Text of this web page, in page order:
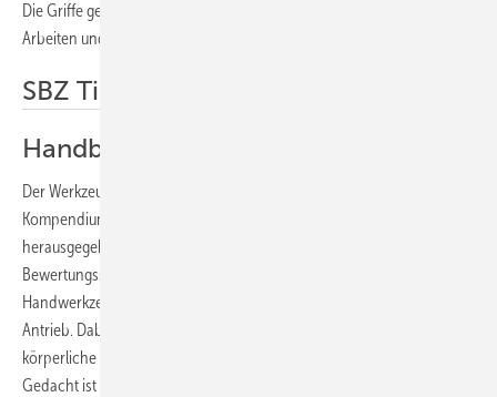
Die Griffe geben eine sensorische Rückmeldung, die ein genaues
Arbeiten und eine optimale Führung des Werkzeug ermöglicht.
SBZ Tipp
Handbuch zum Thema
Der Werkzeughersteller Atlas Copco hat das 180 Seiten umfassende
Kompendium über die Ergonomie von Handwerkzeugen
herausgegeben. Das Handbuch enthält unter anderem ein
Bewertungsschema mit Ergonomiefaktoren, die auf alle
Handwerkzeuge anwendbar sind, unabhängig von Hersteller oder
Antrieb. Dabei gehen die Autoren auf Aspekte wie Griffkonstruktion,
körperliche Belastung, Gewicht, Lärm oder Staubbelastung ein.
Gedacht ist das Buch als Leitfaden für die betriebliche Praxis, enthält